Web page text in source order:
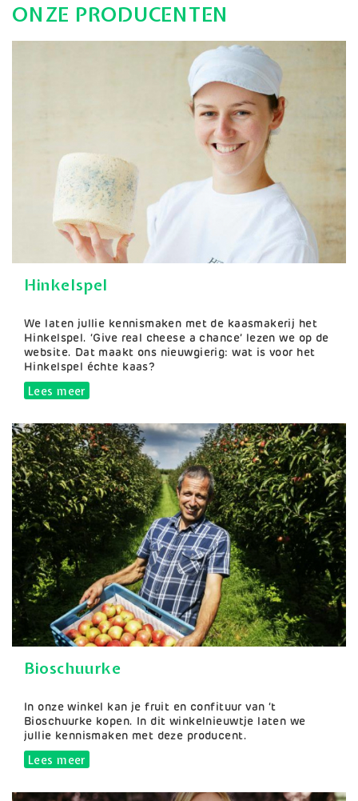
ONZE PRODUCENTEN
Hinkelspel
Samenvatting
We laten jullie kennismaken met de kaasmakerij het
Hinkelspel. ‘Give real cheese a chance’ lezen we op de
website. Dat maakt ons nieuwgierig: wat is voor het
Hinkelspel échte kaas?
Lees meerover Hinkelspel
Bioschuurke
Samenvatting
In onze winkel kan je fruit en confituur van ‘t
Bioschuurke kopen. In dit winkelnieuwtje laten we
jullie kennismaken met deze producent.
Lees meerover Bioschuurke